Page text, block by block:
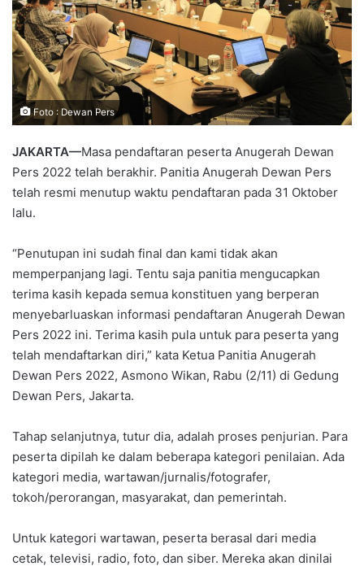
Foto : Dewan Pers
JAKARTA—Masa pendaftaran peserta Anugerah Dewan
Pers 2022 telah berakhir. Panitia Anugerah Dewan Pers
telah resmi menutup waktu pendaftaran pada 31 Oktober
lalu.
“Penutupan ini sudah final dan kami tidak akan
memperpanjang lagi. Tentu saja panitia mengucapkan
terima kasih kepada semua konstituen yang berperan
menyebarluaskan informasi pendaftaran Anugerah Dewan
Pers 2022 ini. Terima kasih pula untuk para peserta yang
telah mendaftarkan diri,” kata Ketua Panitia Anugerah
Dewan Pers 2022, Asmono Wikan, Rabu (2/11) di Gedung
Dewan Pers, Jakarta.
Tahap selanjutnya, tutur dia, adalah proses penjurian. Para
peserta dipilah ke dalam beberapa kategori penilaian. Ada
kategori media, wartawan/jurnalis/fotografer,
tokoh/perorangan, masyarakat, dan pemerintah.
Untuk kategori wartawan, peserta berasal dari media
cetak, televisi, radio, foto, dan siber. Mereka akan dinilai